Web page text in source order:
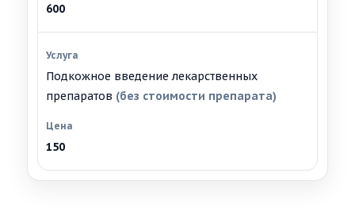
600
Подкожное введение лекарственных
препаратов (без стоимости препарата)
150